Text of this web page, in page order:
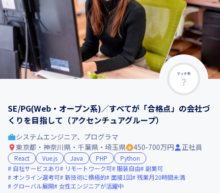
マッチ率
SE/PG(Web・オープン系)／すべてが「合格点」の会社づ
くりを目指して（アクセンチュアグループ）
システムエンジニア、プログラマ
東京都・神奈川県・千葉県・埼玉県
450-700万円 正社員
React Vue.js Java PHP
Python
自社サービスあり
リモートワーク可 服装自由
副業可
オンライン選考可 新技術に積極的 面接1回
残業月20時間未満
グローバル展開
女性エンジニアが活躍中